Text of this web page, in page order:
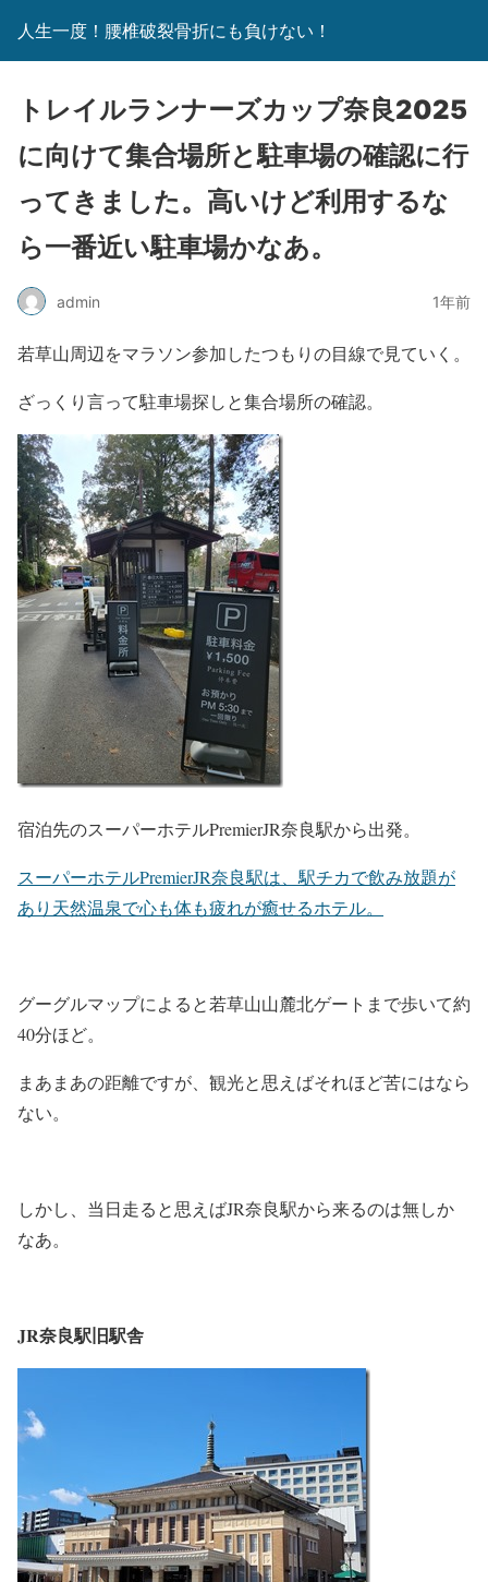
人生一度！腰椎破裂骨折にも負けない！
トレイルランナーズカップ奈良2025
に向けて集合場所と駐車場の確認に行
ってきました。高いけど利用するな
ら一番近い駐車場かなあ。
admin 1年前
若草山周辺をマラソン参加したつもりの目線で見ていく。
ざっくり言って駐車場探しと集合場所の確認。
宿泊先のスーパーホテルPremierJR奈良駅から出発。
スーパーホテルPremierJR奈良駅は、駅チカで飲み放題が
あり天然温泉で心も体も疲れが癒せるホテル。
グーグルマップによると若草山山麓北ゲートまで歩いて約
40分ほど。
まあまあの距離ですが、観光と思えばそれほど苦にはなら
ない。
しかし、当日走ると思えばJR奈良駅から来るのは無しか
なあ。
JR奈良駅旧駅舎